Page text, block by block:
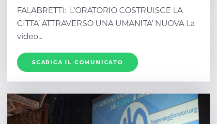
FALABRETTI: L’ORATORIO COSTRUISCE LA
CITTA’ ATTRAVERSO UNA UMANITA’ NUOVA La
video...
SCARICA IL COMUNICATO